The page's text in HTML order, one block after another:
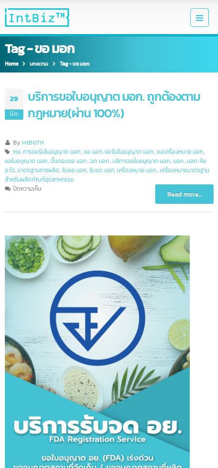
Tag - ขอ มอก
Home บทความ Tag -ขอ มอก
29
มี.ค.
บริการขอใบอนุญาต มอก. ถูกต้องตาม
กฎหมาย(ผ่าน 100%)
ByIntBizTH
tisi,การขอรับใบอนุญาต มอก., ขอ มอก, ขอรับใบอนุญาต มอก.,ขอเครื่องหมาย มอก.
ขอใบอนุญาต มอก.,ขั้นตอนขอ มอก.,จด มอก.,บริการขอใบอนุญาต มอก.,มอก.,มอก. คือ
อะไร,มาตรฐานการผลิต,รับขอ มอก
สำหรับผลิตภัณฑ์อุตสาหกรรม
อนุญาต
มอก.
ถูก
ต้อง
ตาม
กฎหมาย(ผ่าน
100%)
Read more...